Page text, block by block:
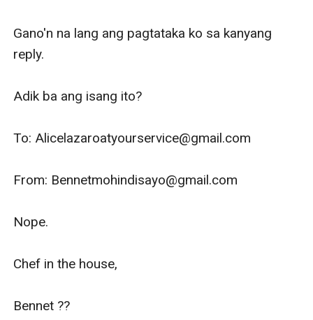
Gano'n na lang ang pagtataka ko sa kanyang
reply.
Adik ba ang isang ito?
To: Alicelazaroatyourservice@gmail.com
From: Bennetmohindisayo@gmail.com
Nope.
Chef in the house,
Bennet ?‍?